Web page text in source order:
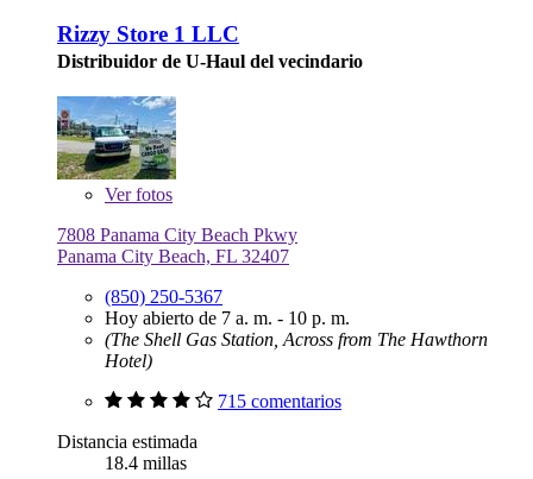
Rizzy Store 1 LLC
Distribuidor de U-Haul del vecindario
Verfotos
7808 Panama City Beach Pkwy
Panama City Beach, FL 32407
(850) 250-5367
Hoy abierto de 7 a. m. - 10 p. m.
(The Shell Gas Station, Across from The Hawthorn
Hotel)
715 comentarios
Distancia estimada
18.4 millas